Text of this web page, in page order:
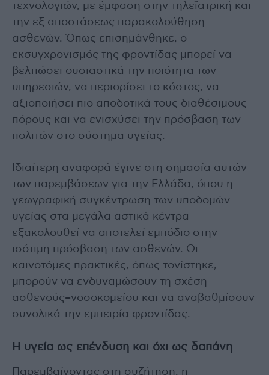
τεχνολογιών, με έμφαση στην τηλεϊατρική και
την εξ αποστάσεως παρακολούθηση
ασθενών. Όπως επισημάνθηκε, ο
εκσυγχρονισμός της φροντίδας μπορεί να
βελτιώσει ουσιαστικά την ποιότητα των
υπηρεσιών, να περιορίσει το κόστος, να
αξιοποιήσει πιο αποδοτικά τους διαθέσιμους
πόρους και να ενισχύσει την πρόσβαση των
πολιτών στο σύστημα υγείας.
Ιδιαίτερη αναφορά έγινε στη σημασία αυτών
των παρεμβάσεων για την Ελλάδα, όπου η
γεωγραφική συγκέντρωση των υποδομών
υγείας στα μεγάλα αστικά κέντρα
εξακολουθεί να αποτελεί εμπόδιο στην
ισότιμη πρόσβαση των ασθενών. Οι
καινοτόμες πρακτικές, όπως τονίστηκε,
μπορούν να ενδυναμώσουν τη σχέση
ασθενούς–νοσοκομείου και να αναβαθμίσουν
συνολικά την εμπειρία φροντίδας.
Η υγεία ως επένδυση και όχι ως δαπάνη
Παρεμβαίνοντας στη συζήτηση, η